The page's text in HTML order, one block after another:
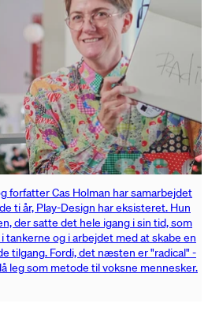
forfatter Cas Holman har samarbejdet
ti år, Play-Design har eksisteret. Hun
der satte det hele igang i sin tid, som
og i arbejdet med at skabe en
tilgang. Fordi, det næsten er "radical" -
leg som metode til voksne mennesker.